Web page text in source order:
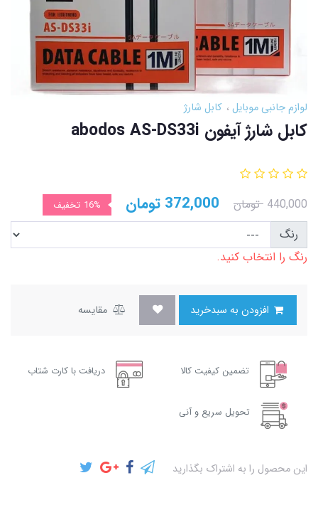
لوازم جانبی موبایل کابل شارژ
کابل شارژ آیفون abodos AS-DS33i
440,000 تومان 372,000 تومان 16% تخفیف
رنگ
رنگ را انتخاب کنید.
مقایسه
تضمین کیفیت کالا دریافت با کارت شتاب
تحویل سریع و آنی
این محصول را به اشتراک بگذارید